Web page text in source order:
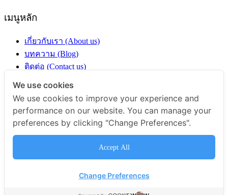
เมนูหลัก
เกี่ยวกับเรา (About us)
บทความ (Blog)
ติดต่อ (Contact us)
หมวดหมู่สินค้า
ผงสมุนไพร
ข้าว ธัญพืช และนำ้มัน
We use cookies
We use cookies to improve your experience and
performance on our website. You can manage your
preferences by clicking "Change Preferences".
Accept All
Change Preferences